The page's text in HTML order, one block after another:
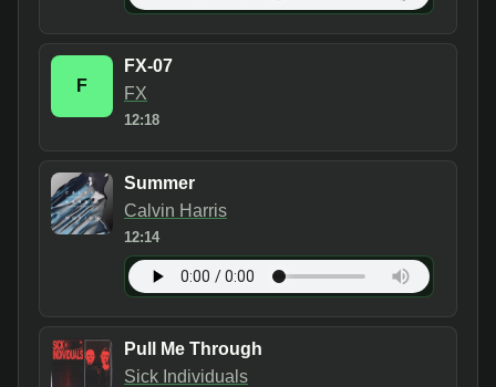
F
FX-07
FX
12:18
Summer
Calvin Harris
12:14
Pull Me Through
Sick Individuals